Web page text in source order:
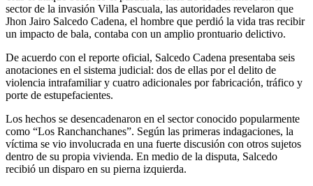
sector de la invasión Villa Pascuala, las autoridades revelaron que
Jhon Jairo Salcedo Cadena, el hombre que perdió la vida tras recibir
un impacto de bala, contaba con un amplio prontuario delictivo.
De acuerdo con el reporte oficial, Salcedo Cadena presentaba seis
anotaciones en el sistema judicial: dos de ellas por el delito de
violencia intrafamiliar y cuatro adicionales por fabricación, tráfico y
porte de estupefacientes.
Los hechos se desencadenaron en el sector conocido popularmente
como “Los Ranchanchanes”. Según las primeras indagaciones, la
víctima se vio involucrada en una fuerte discusión con otros sujetos
dentro de su propia vivienda. En medio de la disputa, Salcedo
recibió un disparo en su pierna izquierda.